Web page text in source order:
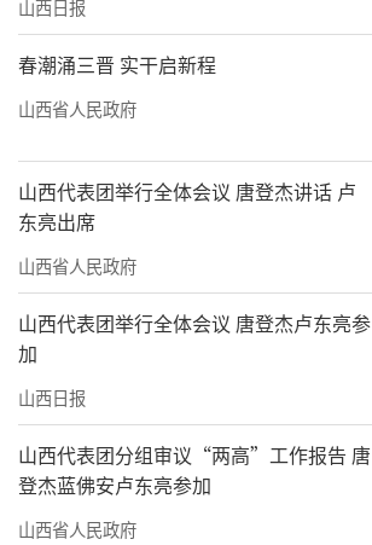
山西日报
春潮涌三晋 实干启新程
山西省人民政府
山西代表团举行全体会议 唐登杰讲话 卢
东亮出席
山西省人民政府
山西代表团举行全体会议 唐登杰卢东亮参
加
山西日报
山西代表团分组审议“两高”工作报告 唐
登杰蓝佛安卢东亮参加
山西省人民政府